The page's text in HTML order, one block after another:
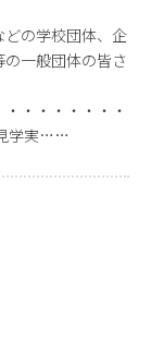
の学校団体、企
一般団体の皆さ
・・・・・・・
学実……